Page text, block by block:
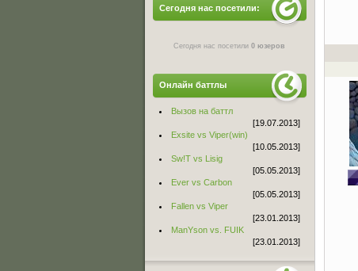
Сегодня нас посетили:
Сегодня нас посетили 0 юзеров
Онлайн баттлы
Вызов на баттл
[19.07.2013]
Exsite vs Viper(win)
[10.05.2013]
Sw!T vs Lisig
[05.05.2013]
Ever vs Carbon
[05.05.2013]
Fallen vs Viper
[23.01.2013]
ManYson vs. FUIK
[23.01.2013]